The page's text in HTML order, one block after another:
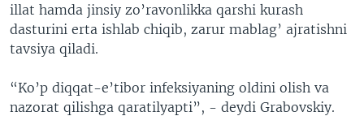
illat hamda jinsiy zo’ravonlikka qarshi kurash
dasturini erta ishlab chiqib, zarur mablag’ ajratishni
tavsiya qiladi.
“Ko’p diqqat-e’tibor infeksiyaning oldini olish va
nazorat qilishga qaratilyapti”, - deydi Grabovskiy.